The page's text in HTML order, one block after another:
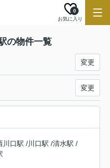
お気に入り
0
の物件一覧
変更
変更
川口駅 /川口駅 /清水駅 /